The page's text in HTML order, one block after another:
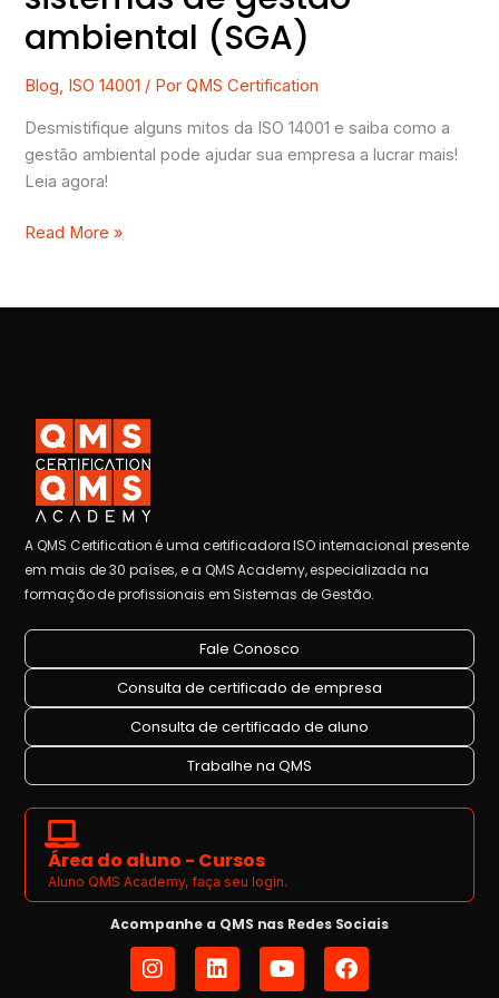
ambiental (SGA)
Blog, ISO 14001 / PorQMS Certification
Desmistifique alguns mitos da ISO 14001 e saiba como a
gestão ambiental pode ajudar sua empresa a lucrar mais!
Leia agora!
Read More »
A QMS Certification é uma certificadora ISO internacional presente
em mais de 30 países, e a QMS Academy, especializada na
formação de profissionais em Sistemas de Gestão.
Fale Conosco
Consulta de certificado de empresa
Consulta de certificado de aluno
Trabalhe na QMS
Área do aluno - Cursos
Aluno QMS Academy, faça seu login.
Acompanhe a QMS nas Redes Sociais
I
n
L
i
Y
o
F
a